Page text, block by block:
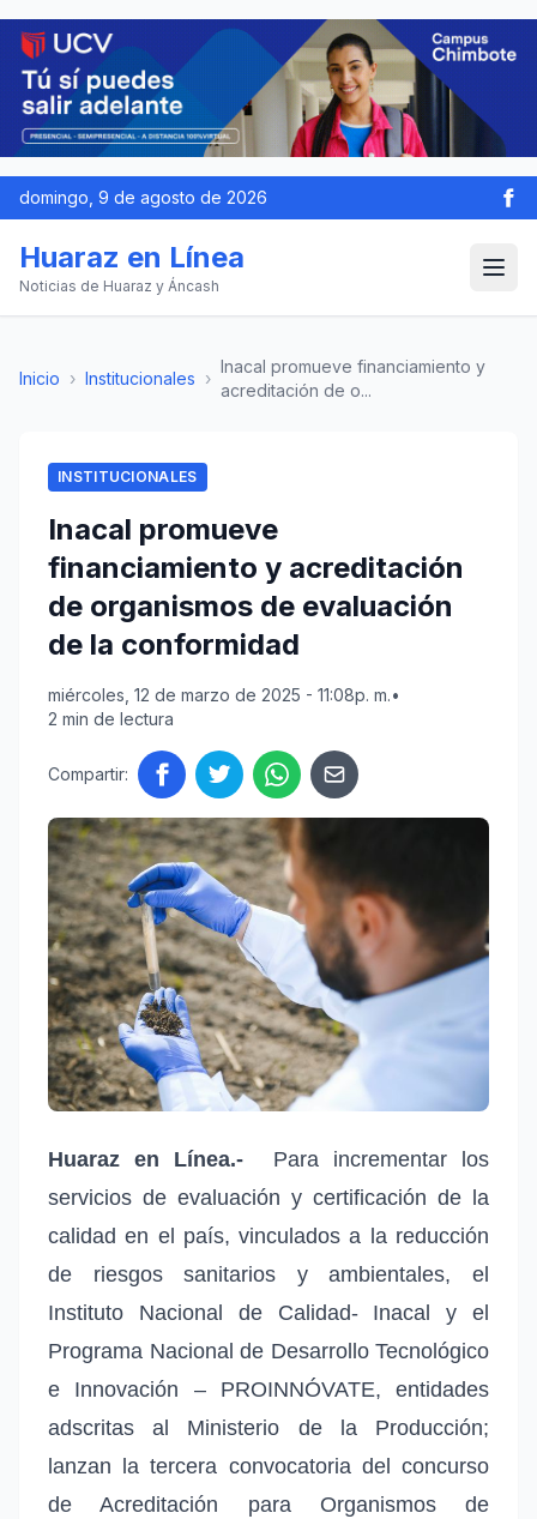
domingo, 9 de agosto de 2026
Huaraz en Línea
Noticias de Huaraz y Áncash
Inicio › Institucionales ›
Inacal promueve financiamiento y
acreditación de o...
INSTITUCIONALES
Inacal promueve
financiamiento y acreditación
de organismos de evaluación
de la conformidad
miércoles, 12 de marzo de 2025 - 11:08p. m.•
2 min de lectura
Compartir:
Huaraz en Línea.-
Para incrementar los
servicios de evaluación y certificación de la
calidad en el país, vinculados a la reducción
de riesgos sanitarios y ambientales, el
Instituto Nacional de Calidad- Inacal y el
Programa Nacional de Desarrollo Tecnológico
e Innovación – PROINNÓVATE, entidades
adscritas al Ministerio de la Producción;
lanzan la tercera convocatoria del concurso
de Acreditación para Organismos de